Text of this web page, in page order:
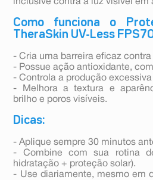
inclusive contra a luz visível em
Como funciona o
TheraSkin UV-Less
- Cria uma barreira eficaz contra
- Possue ação antioxidante,
- Controla a produção
- Melhora a textura e
brilho e poros visíveis.
Dicas:
- Aplique sempre 30 minutos
- Combine com sua rotina
hidratação + proteção solar).
- Use diariamente, mesmo em